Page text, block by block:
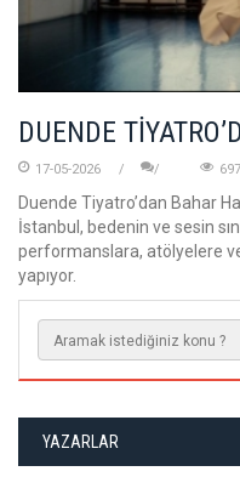
DUENDE
17-05-2026
Duende Tiyatro’dan Bahar
İstanbul, bedenin ve sesin
performanslara, atölyelere
yapıyor.
YAZARLAR